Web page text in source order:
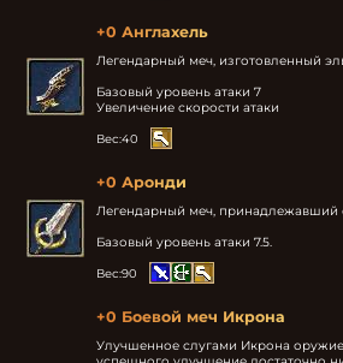
+0 Англахель
Легендарный меч, изготовленный
Базовый уровень атаки 7
Увеличение скорости атаки
Вес:40
+0 Аронди
Легендарный меч, принадлежавший
Базовый уровень атаки 7.5.
Вес:90
+0 Боевой меч Икрона
Улучшенное слугами Икрона оружие